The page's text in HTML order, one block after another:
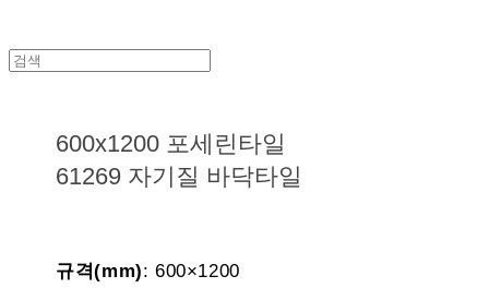
600x1200 포세린타일
61269 자기질 바닥타일
규격(mm): 600×1200